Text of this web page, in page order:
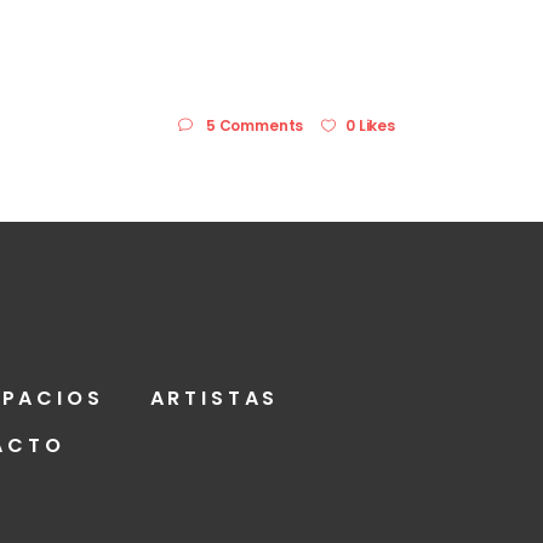
5 Comments 0 Likes
ARTISTAS